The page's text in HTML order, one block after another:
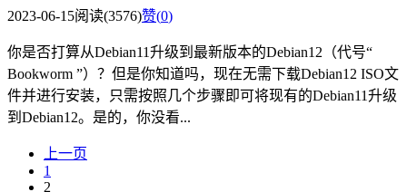
2023-06-15阅读(3576)赞(0)
你是否打算从Debian11升级到最新版本的Debian12（代号“
Bookworm ”）？但是你知道吗，现在无需下载Debian12 ISO文
件并进行安装，只需按照几个步骤即可将现有的Debian11升级
到Debian12。是的，你没看...
上一页
1
2